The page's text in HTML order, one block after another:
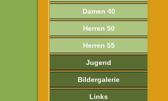
Damen 40
Herren 50
Herren 55
Jugend
Bildergalerie
Links